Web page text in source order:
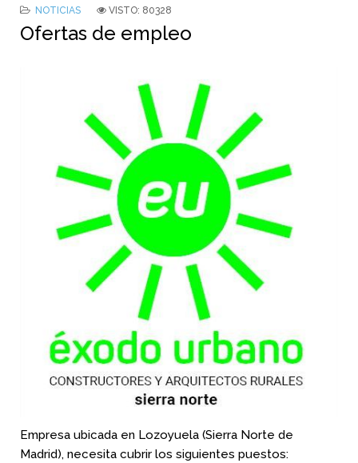
NOTICIAS VISTO: 80328
Ofertas de empleo
Empresa ubicada en Lozoyuela (Sierra Norte de
Madrid), necesita cubrir los siguientes puestos: